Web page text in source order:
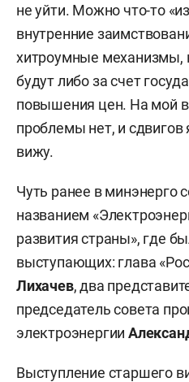
не уйти. Можно что-то
внутренние
хитроумные механизмы,
будут либо за счет
повышения цен. На мой
проблемы нет, и
вижу.
Чуть ранее в минэнерго
названием
развития страны», где
выступающих: глава
Лихачев, два
председатель совета
электроэнергии
Выступление старшего